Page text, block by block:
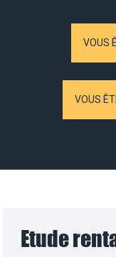
VOUS
VOUS
Etude